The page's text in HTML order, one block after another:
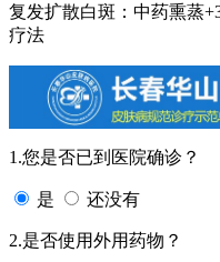
复发扩散白斑：中药熏蒸
疗法
1.您是否已到医院确诊？
是 还没有
2.是否使用外用药物？